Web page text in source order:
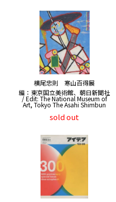
横尾忠則 寒山百得展
編：東京国立美術館、朝日新聞社
/ Edit: The National Museum of
Art, Tokyo The Asahi Shimbun
sold out